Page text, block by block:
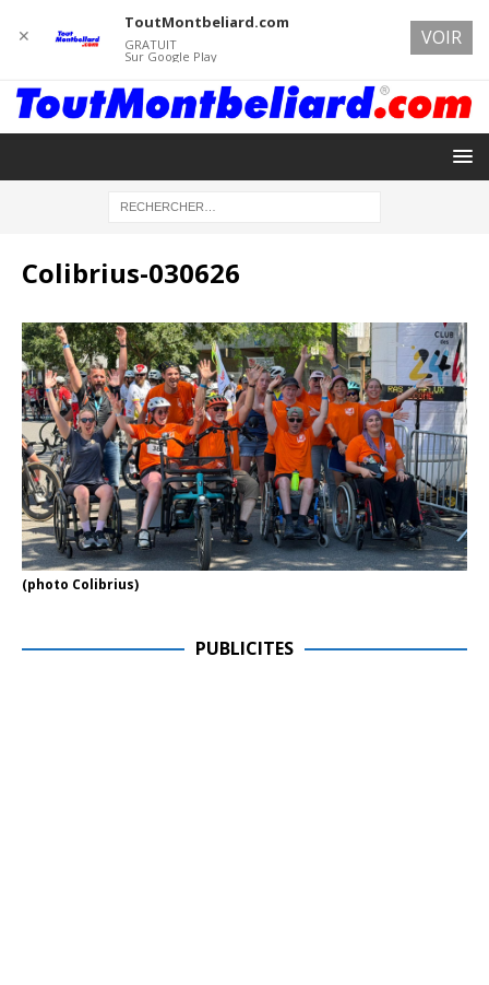
Colibrius-030626
(photo Colibrius)
PUBLICITES
✕
ToutMontbeliard.com
GRATUIT
Sur Google Play
VOIR